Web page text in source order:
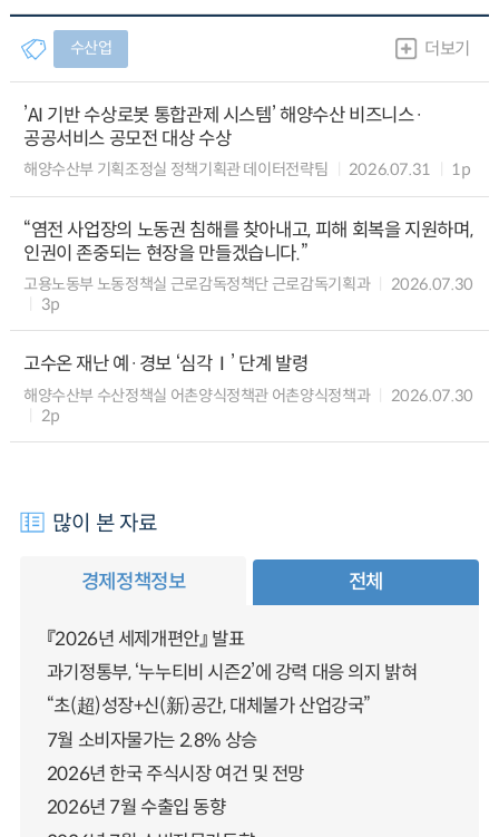
수산업 더보기
’AI 기반 수상로봇 통합관제 시스템’ 해양수산 비즈니스·
공공서비스 공모전 대상 수상
해양수산부 기획조정실 정책기획관 데이터전략팀 2026.07.31 1p
“염전 사업장의 노동권 침해를 찾아내고, 피해 회복을 지원하며,
인권이 존중되는 현장을 만들겠습니다.”
고용노동부 노동정책실 근로감독정책단 근로감독기획과
2026.07.30
3p
고수온 재난 예·경보 ‘심각Ⅰ’ 단계 발령
해양수산부 수산정책실 어촌양식정책관 어촌양식정책과
2026.07.30
2p
많이 본 자료
경제정책정보 전체
『2026년 세제개편안』 발표
과기정통부, ‘누누티비 시즌2’에 강력 대응 의지 밝혀
“초(超)성장+신(新)공간, 대체불가 산업강국”
7월 소비자물가는 2.8% 상승
2026년 한국 주식시장 여건 및 전망
2026년 7월 수출입 동향